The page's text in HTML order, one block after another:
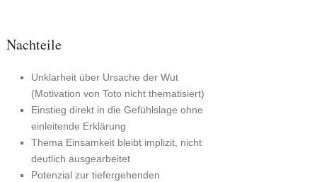
Nachteile
Unklarheit über Ursache der Wut
(Motivation von Toto nicht thematisiert)
Einstieg direkt in die Gefühlslage ohne
einleitende Erklärung
Thema Einsamkeit bleibt implizit, nicht
deutlich ausgearbeitet
Potenzial zur tiefergehenden